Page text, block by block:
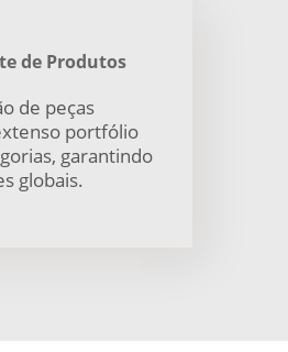
de Produtos
de peças
portfólio
garantindo
globais.